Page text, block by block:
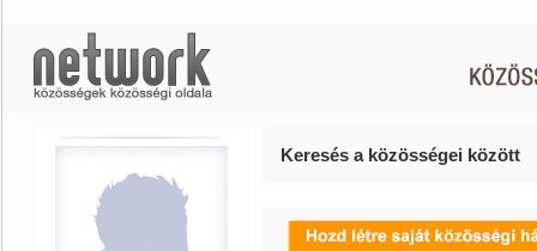
Keresés a közösségei között